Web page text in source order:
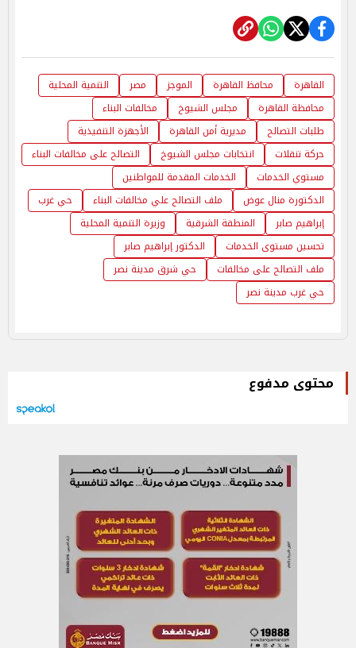
القاهرة محافظ القاهرة الموجز مصر
التنمية المحلية
محافظة القاهرة
مجلس الشيوخ
مخالفات البناء
طلبات التصالح
مديرية أمن القاهرة
الأجهزة التنفيذية
حركة تنقلات
انتخابات مجلس الشيوخ
التصالح على مخالفات البناء
مستوي الخدمات
الخدمات المقدمة للمواطنين
الدكتورة منال عوض
ملف التصالح علي مخالفات البناء
حي غرب
إبراهيم صابر
المنطقة الشرقية
وزيرة التنمية المحلية
تحسين مستوى الخدمات
الدكتور إبراهيم صابر
ملف التصالح على مخالفات
حي شرق مدينة نصر
حي غرب مدينة نصر
محتوى مدفوع